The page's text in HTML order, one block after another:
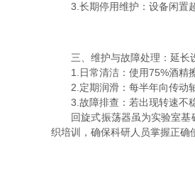
3.长期停用维护：设备闲置超
三、维护与故障处理：延长
1.日常清洁：使用75%酒精擦
2.定期润滑：每半年向传动轴
3.故障排查：若出现转速不稳
回旋式振荡器虽为实验室基础
织培训，确保科研人员掌握正确